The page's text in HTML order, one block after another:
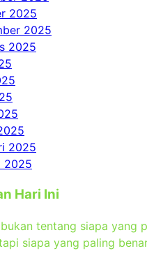
2025
2025
2025
2025
2025
Hari Ini
tentang siapa yang
siapa yang paling